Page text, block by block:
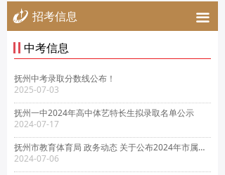
德育天地
招考信息
校友之窗
抚州中考录取分数线公布！
2025-07-03
抚州一中2024年高中体艺特长生拟录取名单公示
2024-07-17
抚州市教育体育局 政务动态 关于公布2024年市属公办学校高中录取分数线及全市普通高中录取最低控制分数线的通知
2024-07-06
中考信息
招考信息 끀